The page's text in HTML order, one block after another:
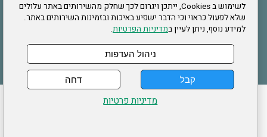
לשימוש ב Cookies, ייתכן ויגרום לכך שחלק מהשירותים באתר עלולים
שלא לפעול כראוי וכי הדבר ישפיע באיכות ובזמינות השירותים באתר.
למידע נוסף, ניתן לעיין במדיניות הפרטיות.
קבל דחה
ניהול העדפות
מדיניות פרטיות
שירותים
תעסוקה
בריאות
הצהרת נגישות לעדכון פרטים אישיים